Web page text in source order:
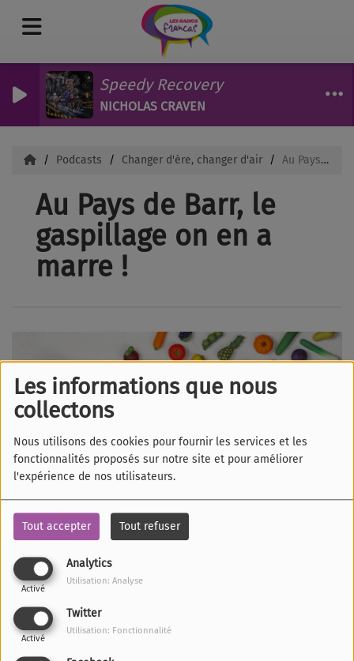
Les informations que nous
collectons
Nous utilisons des cookies pour fournir les services et les
fonctionnalités proposés sur notre site et pour améliorer
l'expérience de nos utilisateurs.
Tout accepter Tout refuser
Analytics
Activé
Utilisation: Analyse
Twitter
Activé
Utilisation: Fonctionnalité
Speedy Recovery
NICHOLAS CRAVEN
Podcasts Changer d'ère, changer d'air Au Pays de Barr, le gaspillage on en a marre !
Au Pays de Barr, le
gaspillage on en a
marre !
05 JUIN 2025
ÉCOUTER LE PODCAST
Ce podcast a été réalisé par cinq adolescent·es en